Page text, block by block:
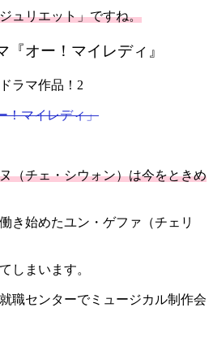
ュリエット」ですね。
『オー！マイレディ』
！マイレディ」
（チェ・シウォン）は今をときめ
き始めたユン・ゲファ（チェリ
しまいます。
職センターでミュージカル制作会